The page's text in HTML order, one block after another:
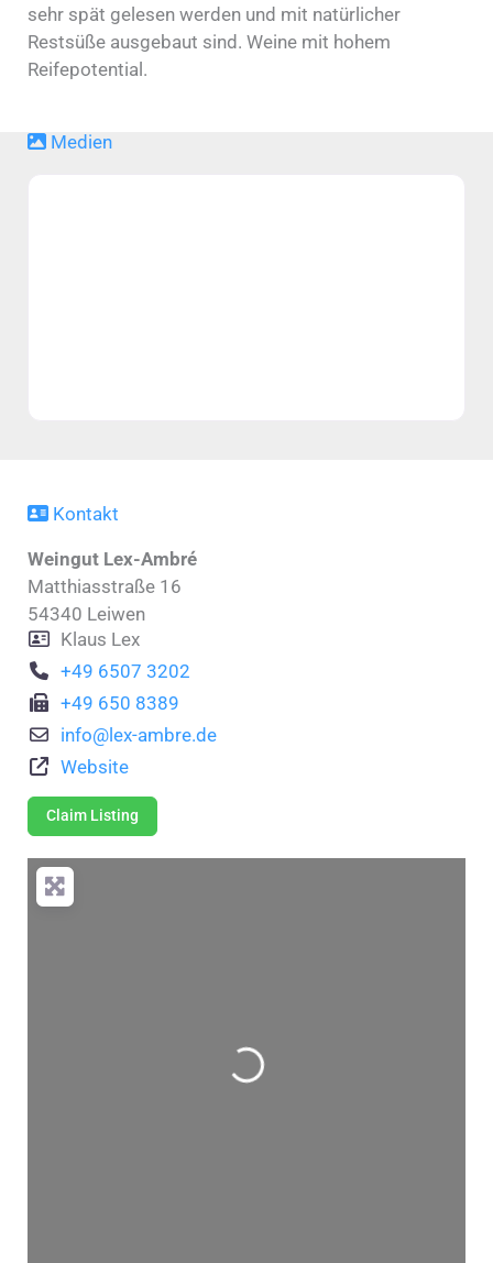
sehr spät gelesen werden und mit natürlicher
Restsüße ausgebaut sind. Weine mit hohem
Reifepotential.
Medien
Kontakt
Weingut Lex-Ambré
Matthiasstraße 16
54340 Leiwen
Klaus Lex
+49 6507 3202
+49 650 8389
info@lex-ambre.de
Website
Claim Listing
Wird geladen …